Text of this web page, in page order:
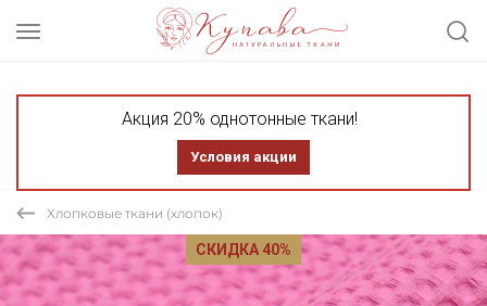
Акция 20% однотонные ткани!
Условия акции
Хлопковые ткани (хлопок)
СКИДКА 40%